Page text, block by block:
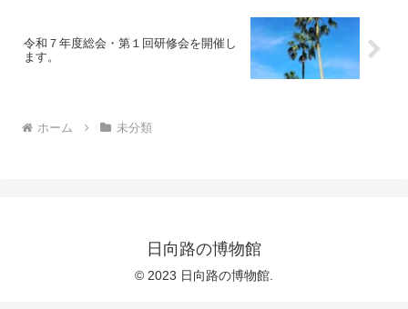
令和７年度総会・第１回研修会を開催し
ます。
ホーム 未分類
日向路の博物館
© 2023 日向路の博物館.